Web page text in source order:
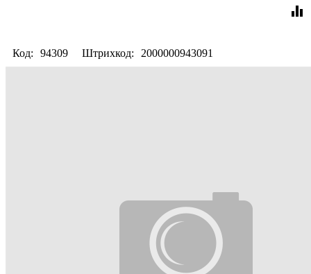
equalizer
Код: 94309 Штрихкод: 2000000943091